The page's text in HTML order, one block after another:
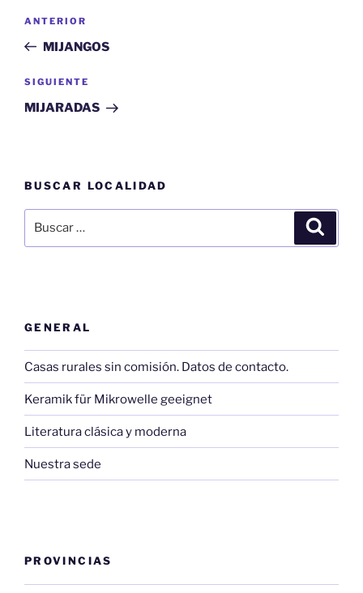
entradas
Entrada
anterior:
ANTERIOR
MIJANGOS
Siguiente
entrada
SIGUIENTE
MIJARADAS
BUSCAR LOCALIDAD
por:
GENERAL
Casas rurales sin comisión. Datos de contacto.
Keramik für Mikrowelle geeignet
Literatura clásica y moderna
Nuestra sede
PROVINCIAS